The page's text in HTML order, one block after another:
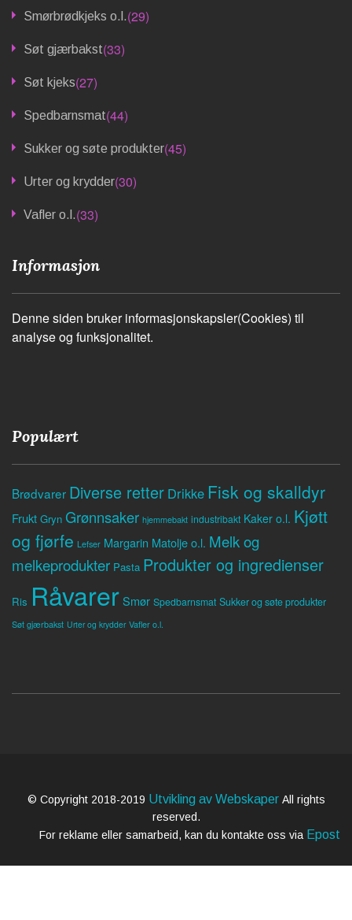
Smørbrødkjeks o.l.(29)
Søt gjærbakst(33)
Søt kjeks(27)
Spedbarnsmat(44)
Sukker og søte produkter(45)
Urter og krydder(30)
Vafler o.l.(33)
Informasjon
Denne siden bruker informasjonskapsler(Cookies) til
analyse og funksjonalitet.
Populært
Brødvarer Diverse retter Drikke Fisk og skalldyr
Frukt Gryn Grønnsaker hjemmebakt industribakt Kaker o.l. Kjøtt
og fjørfe Lefser Margarin Matolje o.l. Melk og
melkeprodukter Pasta Produkter og ingredienser
Ris RåvarerSmør Spedbarnsmat Sukker og søte produkter
Søt gjærbakst Urter og krydder Vafler o.l.
© Copyright 2018-2019 Utvikling av Webskaper All rights
reserved.
For reklame eller samarbeid, kan du kontakte oss via Epost